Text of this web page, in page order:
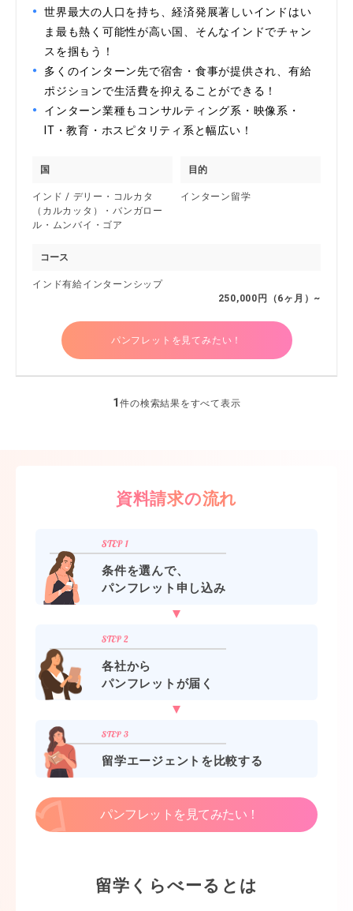
世界最大の人口を持ち、経済発展著しいインドはい
ま最も熱く可能性が高い国、そんなインドでチャン
スを掴もう！
多くのインターン先で宿舎・食事が提供され、有給
ポジションで生活費を抑えることができる！
インターン業種もコンサルティング系・映像系・
IT・教育・ホスピタリティ系と幅広い！
国
インド / デリー・コルカタ
（カルカッタ）・バンガロー
ル・ムンバイ・ゴア
目的
インターン留学
コース
インド有給インターンシップ
250,000円（6ヶ月）~
パンフレットを見てみたい！
1件の検索結果をすべて表示
資料請求の流れ
条件を選んで、
パンフレット申し込み
各社から
パンフレットが届く
留学エージェントを比較する
パンフレットを見てみたい！
留学くらべーるとは